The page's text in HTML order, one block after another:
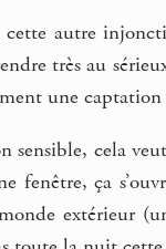
cette autre
très au
une
sensible, cela
fenêtre, ça
extérieur